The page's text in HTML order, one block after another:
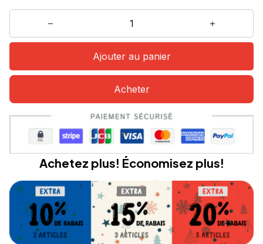
Ajouter au panier
Acheter
Achetez plus! Économisez plus!